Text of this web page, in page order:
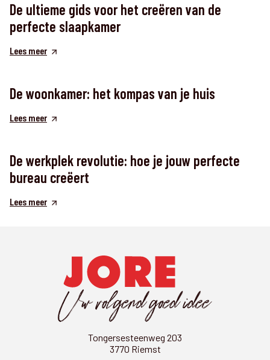
De ultieme gids voor het creëren van de
perfecte slaapkamer
Lees meer
De woonkamer: het kompas van je huis
Lees meer
De werkplek revolutie: hoe je jouw perfecte
bureau creëert
Lees meer
Tongersesteenweg 203
3770 Riemst